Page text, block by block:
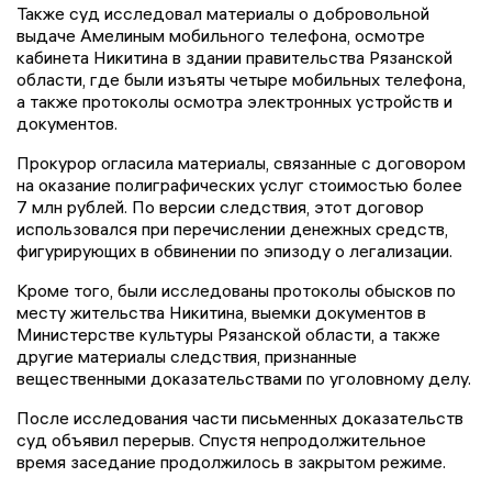
Также суд исследовал материалы о добровольной
выдаче Амелиным мобильного телефона, осмотре
кабинета Никитина в здании правительства Рязанской
области, где были изъяты четыре мобильных телефона,
а также протоколы осмотра электронных устройств и
документов.
Прокурор огласила материалы, связанные с договором
на оказание полиграфических услуг стоимостью более
7 млн рублей. По версии следствия, этот договор
использовался при перечислении денежных средств,
фигурирующих в обвинении по эпизоду о легализации.
Кроме того, были исследованы протоколы обысков по
месту жительства Никитина, выемки документов в
Министерстве культуры Рязанской области, а также
другие материалы следствия, признанные
вещественными доказательствами по уголовному делу.
После исследования части письменных доказательств
суд объявил перерыв. Спустя непродолжительное
время заседание продолжилось в закрытом режиме.